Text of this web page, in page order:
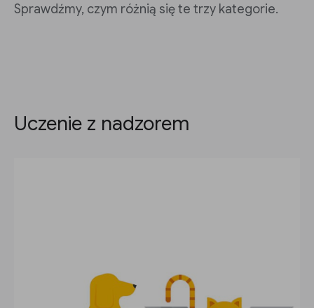
Sprawdźmy, czym różnią się te trzy kategorie.
Uczenie z nadzorem